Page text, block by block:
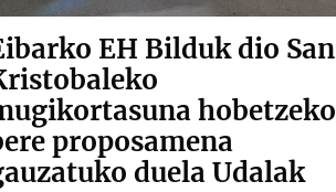
EH Bilduk dio San
hobetzeko
proposamena
duela Udalak